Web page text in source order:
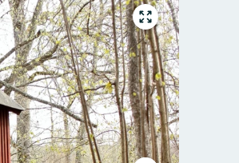
Gå
til
fuld
skærm